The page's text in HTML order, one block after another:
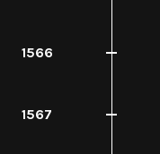
1566
1567